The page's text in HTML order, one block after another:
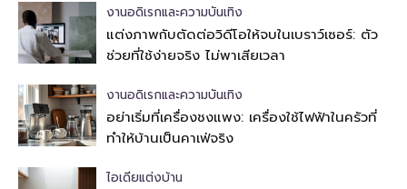
งานอดิเรกและความบันเทิง
แต่งภาพกับตัดต่อวิดีโอให้จบในเบราว์เซอร์: ตัว
ช่วยที่ใช้ง่ายจริง ไม่พาเสียเวลา
งานอดิเรกและความบันเทิง
อย่าเริ่มที่เครื่องชงแพง: เครื่องใช้ไฟฟ้าในครัวที่
ทำให้บ้านเป็นคาเฟ่จริง
ไอเดียแต่งบ้าน